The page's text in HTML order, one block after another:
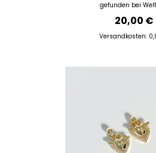
gefunden bei
20,00 €
Versandkosten: